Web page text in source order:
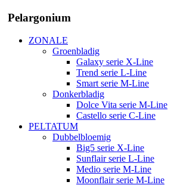
Pelargonium
ZONALE
Groenbladig
Galaxy serie X-Line
Trend serie L-Line
Smart serie M-Line
Donkerbladig
Dolce Vita serie M-Line
Castello serie C-Line
PELTATUM
Dubbelbloemig
Big5 serie X-Line
Sunflair serie L-Line
Medio serie M-Line
Moonflair serie M-Line